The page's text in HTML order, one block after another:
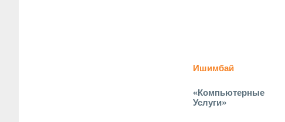
Ишимбай
«Компьютерные
Услуги»